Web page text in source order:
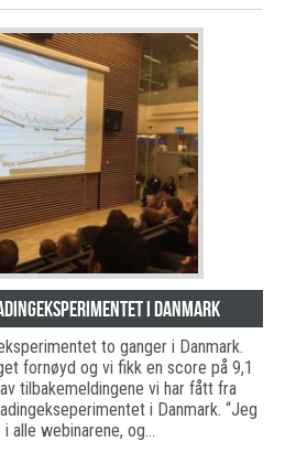
i Danmark
to ganger i Danmark.
fornøyd og vi fikk en score på 9,1
tilbakemeldingene vi har fått fra
i Danmark. “Jeg
webinarene, og…